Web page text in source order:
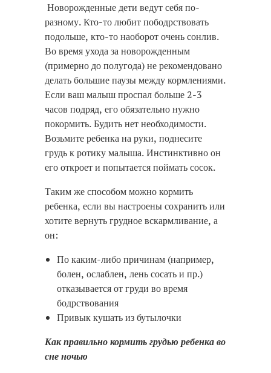
Новорожденные дети ведут себя по-
разному. Кто-то любит пободрствовать
подольше, кто-то наоборот очень сонлив.
Во время ухода за новорожденным
(примерно до полугода) не рекомендовано
делать большие паузы между кормлениями.
Если ваш малыш проспал больше 2-3
часов подряд, его обязательно нужно
покормить. Будить нет необходимости.
Возьмите ребенка на руки, поднесите
грудь к ротику малыша. Инстинктивно он
его откроет и попытается поймать сосок.
Таким же способом можно кормить
ребенка, если вы настроены сохранить или
хотите вернуть грудное вскармливание, а
он:
По каким-либо причинам (например,
болен, ослаблен, лень сосать и пр.)
отказывается от груди во время
бодрствования
Привык кушать из бутылочки
Как правильно кормить грудью ребенка во
сне ночью